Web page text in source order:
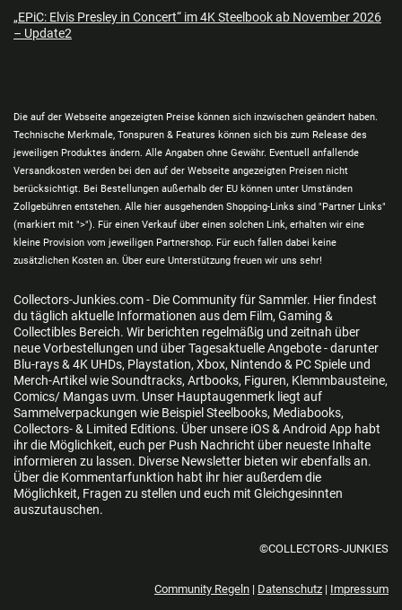
„EPiC: Elvis Presley in Concert“ im 4K Steelbook ab November 2026
– Update2
Die auf der Webseite angezeigten Preise können sich inzwischen geändert haben.
Technische Merkmale, Tonspuren & Features können sich bis zum Release des
jeweiligen Produktes ändern. Alle Angaben ohne Gewähr. Eventuell anfallende
Versandkosten werden bei den auf der Webseite angezeigten Preisen nicht
berücksichtigt. Bei Bestellungen außerhalb der EU können unter Umständen
Zollgebühren entstehen. Alle hier ausgehenden Shopping-Links sind "Partner Links"
(markiert mit ">"). Für einen Verkauf über einen solchen Link, erhalten wir eine
kleine Provision vom jeweiligen Partnershop. Für euch fallen dabei keine
zusätzlichen Kosten an. Über eure Unterstützung freuen wir uns sehr!
Collectors-Junkies.com - Die Community für Sammler. Hier findest
du täglich aktuelle Informationen aus dem Film, Gaming &
Collectibles Bereich. Wir berichten regelmäßig und zeitnah über
neue Vorbestellungen und über Tagesaktuelle Angebote - darunter
Blu-rays & 4K UHDs, Playstation, Xbox, Nintendo & PC Spiele und
Merch-Artikel wie Soundtracks, Artbooks, Figuren, Klemmbausteine,
Comics/ Mangas uvm. Unser Hauptaugenmerk liegt auf
Sammelverpackungen wie Beispiel Steelbooks, Mediabooks,
Collectors- & Limited Editions. Über unsere iOS & Android App habt
ihr die Möglichkeit, euch per Push Nachricht über neueste Inhalte
informieren zu lassen. Diverse Newsletter bieten wir ebenfalls an.
Über die Kommentarfunktion habt ihr hier außerdem die
Möglichkeit, Fragen zu stellen und euch mit Gleichgesinnten
auszutauschen.
©COLLECTORS-JUNKIES
Community Regeln | Datenschutz | Impressum